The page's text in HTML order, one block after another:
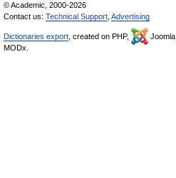
© Academic, 2000-2026
Contact us: Technical Support Advertising
Dictionaries export , created on PHP, Joomla,
MODx.